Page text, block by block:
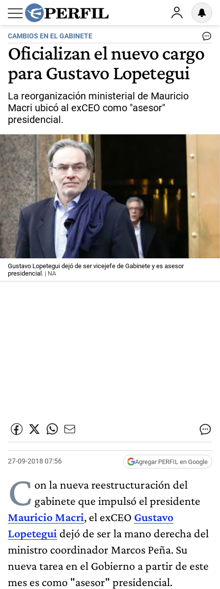
CAMBIOS EN EL GABINETE
Oficializan el nuevo cargo
para Gustavo Lopetegui
La reorganización ministerial de Mauricio
Macri ubicó al exCEO como "asesor"
presidencial.
Gustavo Lopetegui dejó de ser vicejefe de Gabinete y es asesor
presidencial. | NA
27-09-2018 07:56 Agregar PERFIL en Google
C on la nueva reestructuración del
gabinete que impulsó el presidente
Mauricio Macri, el exCEO Gustavo
Lopetegui dejó de ser la mano derecha del
ministro coordinador Marcos Peña. Su
nueva tarea en el Gobierno a partir de este
mes es como "asesor" presidencial.